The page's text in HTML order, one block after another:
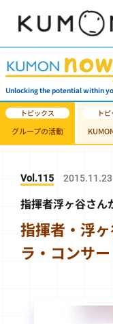
Unlocking the potential within
グループの活動
Vol.115 2015.11.23
指揮者浮ヶ谷さん
指揮者・浮
ラ・ コンサー